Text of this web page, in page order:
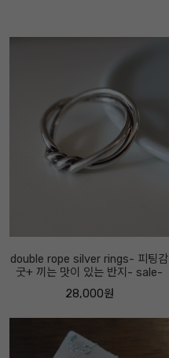
double rope silver rings- 피팅감
굿+ 끼는 맛이 있는 반지- sale-
28,000원